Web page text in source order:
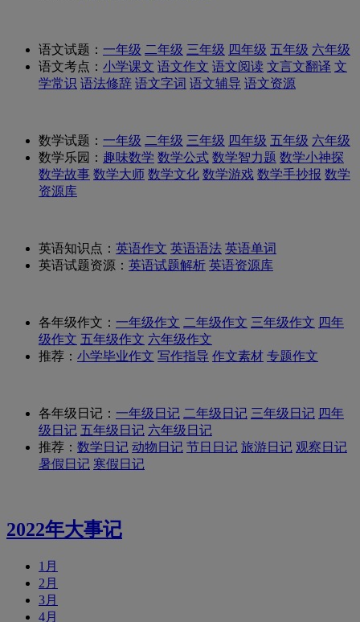
语文试题： 一年级 二年级 三年级 四年级 五年级 六年级
语文考点： 小学课文 语文作文 语文阅读 文言文翻译 文
学常识 语法修辞 语文字词 语文辅导 语文资源
数学试题： 一年级 二年级 三年级 四年级 五年级 六年级
数学乐园： 趣味数学 数学公式 数学智力题 数学小神探
数学故事 数学大师 数学文化 数学游戏 数学手抄报 数学
资源库
英语知识点： 英语作文 英语语法 英语单词
英语试题资源： 英语试题解析 英语资源库
各年级作文： 一年级作文 二年级作文 三年级作文 四年
级作文 五年级作文 六年级作文
推荐： 小学毕业作文 写作指导 作文素材 专题作文
各年级日记： 一年级日记 二年级日记 三年级日记 四年
级日记 五年级日记 六年级日记
推荐： 数学日记 动物日记 节日日记 旅游日记 观察日记
暑假日记 寒假日记
2022年大事记
1月
2月
3月
4月